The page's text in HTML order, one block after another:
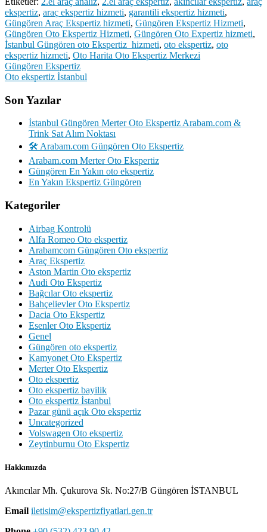
ekspertiz, araç ekspertiz hizmeti, garantili ekspertiz hizmeti,
Güngören Araç Ekspertiz hizmeti, Güngören Ekspertiz Hizmeti,
Güngören Oto Ekspertiz Hizmeti, Güngören Oto Expertiz hizmeti,
İstanbul Güngören oto Ekspertiz hizmeti, oto ekspertiz, oto
ekspertiz hizmeti, Oto Harita Oto Ekspertiz Merkezi
Yazı
gezinmesi
Güngören Ekspertiz
Oto ekspertiz İstanbul
Son Yazılar
İstanbul Güngören Merter Oto Ekspertiz Arabam.com &
Trink Sat Alım Noktası
🛠️ Arabam.com Güngören Oto Ekspertiz
Arabam.com Merter Oto Ekspertiz
Güngören En Yakın oto ekspertiz
En Yakın Ekspertiz Güngören
Kategoriler
Airbag Kontrolü
Alfa Romeo Oto ekspertiz
Arabamcom Güngören Oto ekspertiz
Araç Ekspertiz
Aston Martin Oto ekspertiz
Audi Oto Ekspertiz
Bağcılar Oto ekspertiz
Bahçelievler Oto Ekspertiz
Dacia Oto Ekspertiz
Esenler Oto Ekspertiz
Genel
Güngören oto ekspertiz
Kamyonet Oto Ekspertiz
Merter Oto Ekspertiz
Oto ekspertiz
Oto ekspertiz bayilik
Oto ekspertiz İstanbul
Pazar günü açık Oto ekspertiz
Uncategorized
Volswagen Oto ekspertiz
Zeytinburnu Oto Ekspertiz
Hakkımızda
Akıncılar Mh. Çukurova Sk. No:27/B Güngören İSTANBUL
Email iletisim@ekspertizfiyatlari.gen.tr